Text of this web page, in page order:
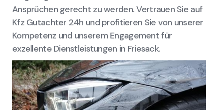
Ansprüchen gerecht zu werden. Vertrauen Sie auf
Kfz Gutachter 24h und profitieren Sie von unserer
Kompetenz und unserem Engagement für
exzellente Dienstleistungen in Friesack.